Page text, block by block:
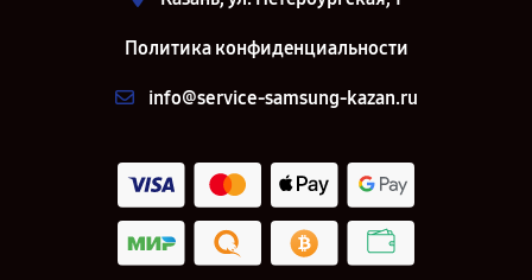
Политика конфиденциальности
info@service-samsung-kazan.ru